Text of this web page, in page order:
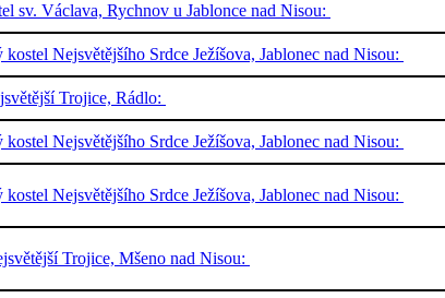
sv. Václava, Rychnov u Jablonce nad Nisou:
kostel Nejsvětějšího Srdce Ježíšova, Jablonec nad Nisou:
Trojice, Rádlo:
kostel Nejsvětějšího Srdce Ježíšova, Jablonec nad Nisou:
kostel Nejsvětějšího Srdce Ježíšova, Jablonec nad Nisou:
Trojice, Mšeno nad Nisou: